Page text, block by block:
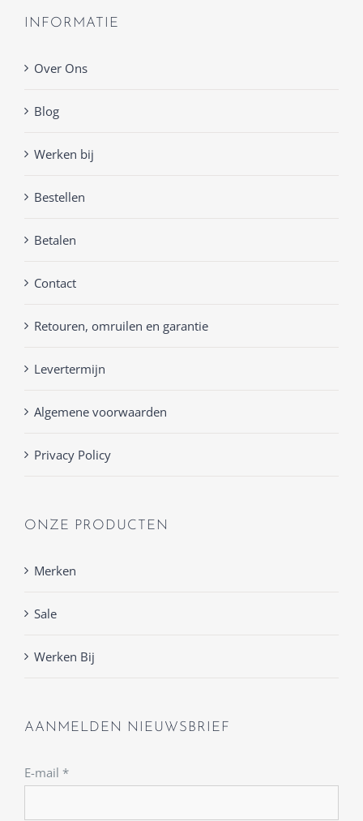
INFORMATIE
Over Ons
Blog
Werken bij
Bestellen
Betalen
Contact
Retouren, omruilen en garantie
Levertermijn
Algemene voorwaarden
Privacy Policy
ONZE PRODUCTEN
Merken
Sale
Werken Bij
AANMELDEN NIEUWSBRIEF
E-mail *